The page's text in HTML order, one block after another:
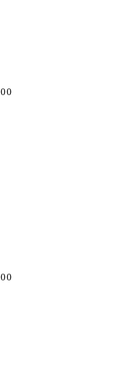
00
00